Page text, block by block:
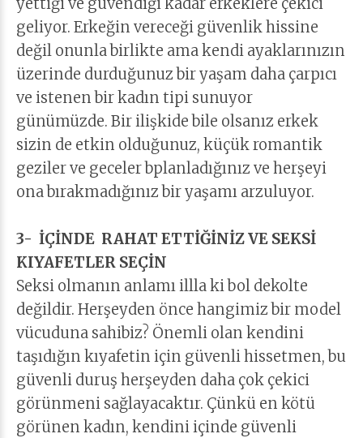
yettiği ve güvendiği kadar erkeklere çekici
geliyor. Erkeğin vereceği güvenlik hissine
değil onunla birlikte ama kendi ayaklarınızın
üzerinde durduğunuz bir yaşam daha çarpıcı
ve istenen bir kadın tipi sunuyor
günümüzde. Bir ilişkide bile olsanız erkek
sizin de etkin olduğunuz, küçük romantik
geziler ve geceler bplanladığınız ve herşeyi
ona bırakmadığınız bir yaşamı arzuluyor.
3- İÇİNDE RAHAT ETTİĞİNİZ VE SEKSİ
KIYAFETLER SEÇİN
Seksi olmanın anlamı illla ki bol dekolte
değildir. Herşeyden önce hangimiz bir model
vücuduna sahibiz? Önemli olan kendini
taşıdığın kıyafetin için güvenli hissetmen, bu
güvenli duruş herşeyden daha çok çekici
görünmeni sağlayacaktır. Çünkü en kötü
görünen kadın, kendini içinde güvenli